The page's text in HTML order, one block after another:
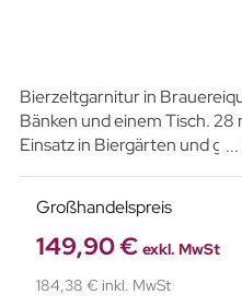
Bierzeltgarnitur in
Bänken und einem Tisch. 28
Einsatz in Biergärten und
der Bänke mit UV-
beschichtet.
...
Großhandelspreis
149,90 € exkl. MwSt
184,38 € inkl. MwSt